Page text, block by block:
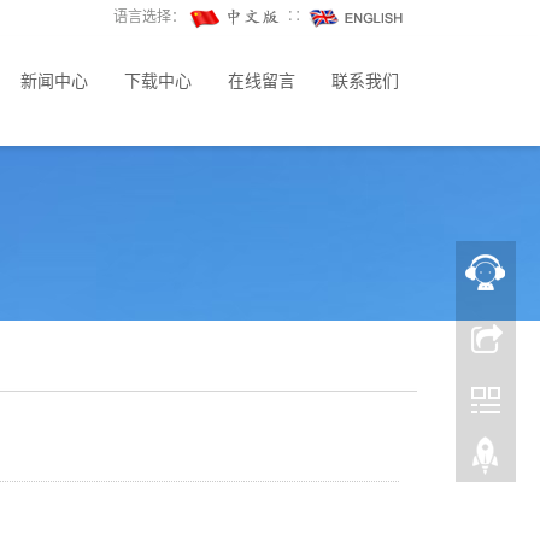
语言选择： ∷
新闻中心 下载中心 在线留言 联系我们